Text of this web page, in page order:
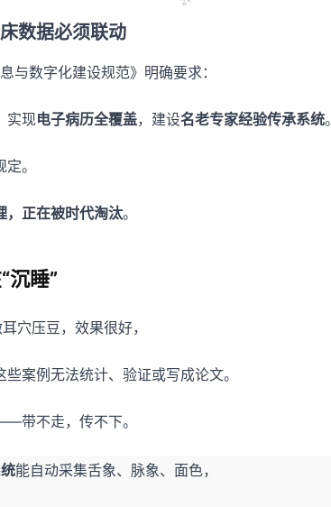
数据必须联动
与数字化建设规范》明确要求：
实现电子病历全覆盖，建设名老专家经验传承系统。
。
，正在被时代淘汰。
沉睡”
穴压豆，效果很好，
案例无法统计、验证或写成论文。
带不走，传不下。
能自动采集舌象、脉象、面色，